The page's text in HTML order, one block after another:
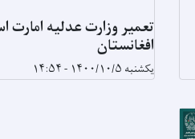
تعمیر وزارت عدلیه امارت
افغانستان
یکشنبه ۱۴۰۰/۱۰/۵ - ۱۴:۵۴